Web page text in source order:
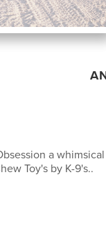
a
Toy's by K-9's..